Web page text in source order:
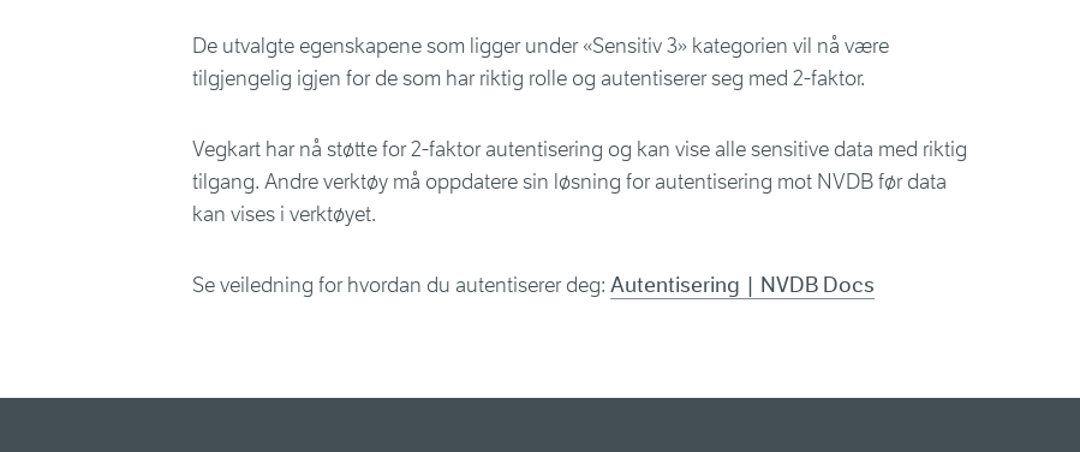
De utvalgte egenskapene som ligger under «Sensitiv 3» kategorien vil nå være
tilgjengelig igjen for de som har riktig rolle og autentiserer seg med 2-faktor.
Vegkart har nå støtte for 2-faktor autentisering og kan vise alle sensitive data med riktig
tilgang. Andre verktøy må oppdatere sin løsning for autentisering mot NVDB før data
kan vises i verktøyet.
Se veiledning for hvordan du autentiserer deg: Autentisering | NVDB Docs